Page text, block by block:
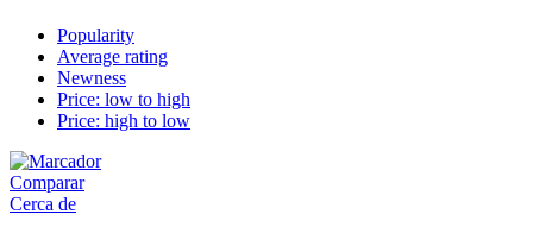
Popularity
Average rating
Newness
Price: low to high
Price: high to low
Comparar
Cerca de